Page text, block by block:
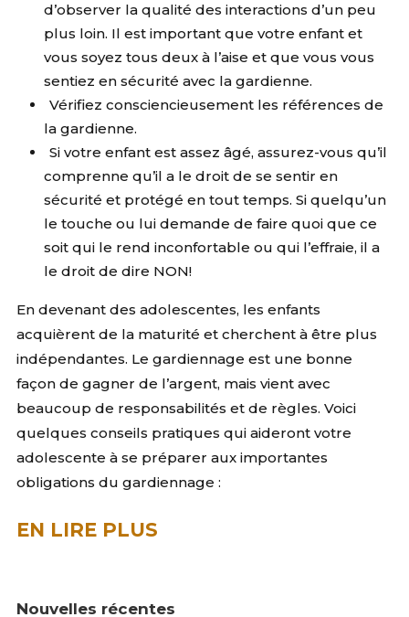
d’observer la qualité des interactions d’un peu
plus loin. Il est important que votre enfant et
vous soyez tous deux à l’aise et que vous vous
sentiez en sécurité avec la gardienne.
Vérifiez consciencieusement les références de
la gardienne.
Si votre enfant est assez âgé, assurez-vous qu’il
comprenne qu’il a le droit de se sentir en
sécurité et protégé en tout temps. Si quelqu’un
le touche ou lui demande de faire quoi que ce
soit qui le rend inconfortable ou qui l’effraie, il a
le droit de dire NON!
En devenant des adolescentes, les enfants
acquièrent de la maturité et cherchent à être plus
indépendantes. Le gardiennage est une bonne
façon de gagner de l’argent, mais vient avec
beaucoup de responsabilités et de règles. Voici
quelques conseils pratiques qui aideront votre
adolescente à se préparer aux importantes
obligations du gardiennage :
EN LIRE PLUS
Nouvelles récentes